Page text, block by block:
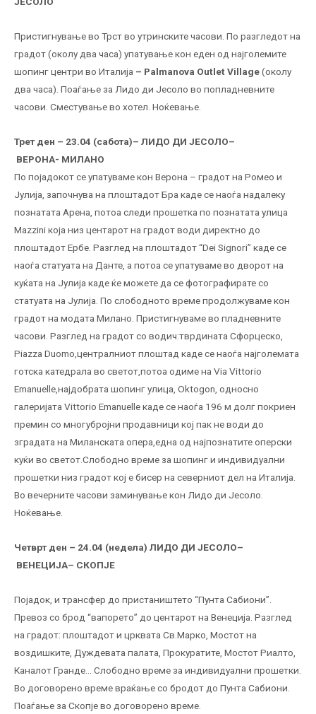
Пристигнување во Трст во утринските часови. По разгледот на
градот (околу два часа) упатување кон еден од најголемите
шопинг центри во Италија – Palmanova Outlet Village(околу
два часа). Поаѓање за Лидо ди Јесоло во попладневните
часови. Сместување во хотел. Ноќевање.
Трет ден – 23.04 (сабота)– ЛИДО ДИ ЈЕСОЛО–
ВЕРОНА- МИЛАНО
По појадокот се упатуваме кон Верона – градот на Ромео и
Јулија, започнува на плоштадот Бра каде се наоѓа надалеку
познатата Арена, потоа следи прошетка по познатата улица
Mazzini која низ центарот на градот води директно до
плоштадот Ербе. Разглед на плоштадот “Dei Signori” каде се
наоѓа статуата на Данте, а потоа се упатуваме во дворот на
куќата на Јулија каде ќе можете да се фотографирате со
статуата на Јулија. По слободното време продолжуваме кон
градот на модата Милано. Пристигнуваме во пладневните
часови. Разглед на градот со водич:тврдината Сфорцеско,
Piazza Duomo,централниот плоштад каде се наоѓа најголемата
готска катедрала во светот,потоа одиме на Via Vittorio
Emanuelle,најдобрата шопинг улица, Oktogon, односно
галеријата Vittorio Emanuelle каде се наоѓа 196 м долг покриен
премин со многубројни продавници кој пак не води до
зградата на Миланската опера,една од најпознатите оперски
куќи во светот.Слободно време за шопинг и индивидуални
прошетки низ градот кој е бисер на северниот дел на Италија.
Во вечерните часови заминување кон Лидо ди Јесоло.
Ноќевање.
Четврт ден – 24.04 (недела) ЛИДО ДИ ЈЕСОЛО–
ВЕНЕЦИЈА– СКОПЈЕ
Појадок, и трансфер до пристаништето “Пунта Сабиони”.
Превоз со брод “вапорето” до центарот на Венеција. Разглед
на градот: плоштадот и црквата Св.Марко, Мостот на
воздишките, Дуждевата палата, Прокуратите, Мостот Риалто,
Каналот Гранде… Слободно време за индивидуални прошетки.
Во договорено време враќање со бродот до Пунта Сабиони.
Поаѓање за Скопје во договорено време.